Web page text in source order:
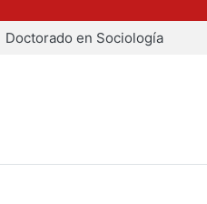
Doctorado en Sociología